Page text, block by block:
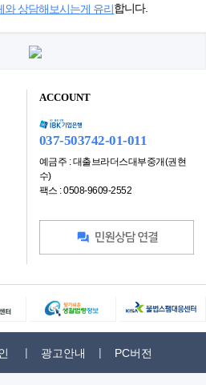
와 상담해보시는게 유리합니다.
ACCOUNT
037-503742-01-011
예금주 : 대출브라더스대부중개(권현
수)
팩스 : 0508-9609-2552
광고안내 PC버전